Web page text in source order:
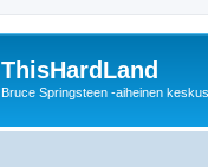
ThisHardLand
Bruce Springsteen -aiheinen